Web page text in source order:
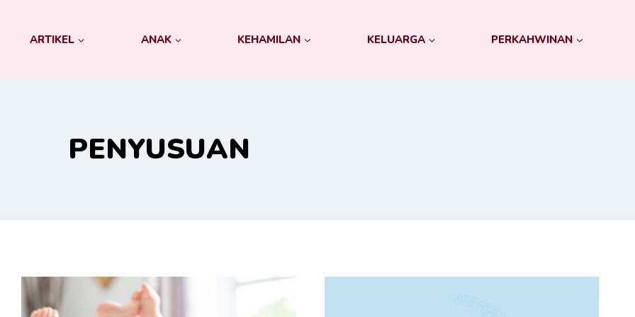
ARTIKEL ANAK KEHAMILAN KELUARGA PERKAHWINAN
PENYUSUAN